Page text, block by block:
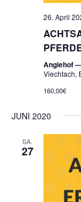
26. April
Angiehof
Viechtach,
160,00€
JUNI 2020
SA.
27